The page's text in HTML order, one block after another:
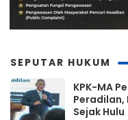
SEPUTAR HUKUM
KPK-MA
Peradilan,
Sejak Hulu